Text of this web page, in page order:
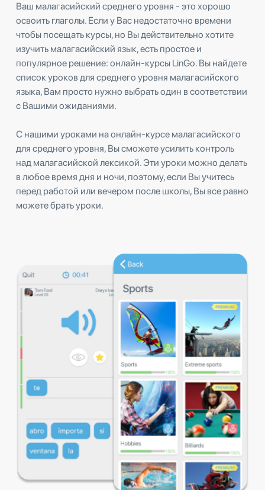
Ваш малагасийский среднего уровня - это хорошо
освоить глаголы. Если у Вас недостаточно времени
чтобы посещать курсы, но Вы действительно хотите
изучить малагасийский язык, есть простое и
популярное решение: онлайн-курсы LinGo. Вы найдете
список уроков для среднего уровня малагасийского
языка, Вам просто нужно выбрать один в соответствии
с Вашими ожиданиями.
С нашими уроками на онлайн-курсе малагасийского
для среднего уровня, Вы сможете усилить контроль
над малагасийской лексикой. Эти уроки можно делать
в любое время дня и ночи, поэтому, если Вы учитесь
перед работой или вечером после школы, Вы все равно
можете брать уроки.